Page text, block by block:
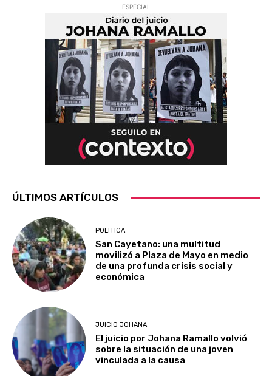
ESPECIAL
ÚLTIMOS ARTÍCULOS
POLITICA
San Cayetano: una multitud
movilizó a Plaza de Mayo en medio
de una profunda crisis social y
económica
JUICIO JOHANA
El juicio por Johana Ramallo volvió
sobre la situación de una joven
vinculada a la causa